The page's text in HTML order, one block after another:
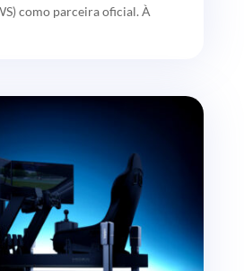
como parceira oficial. À